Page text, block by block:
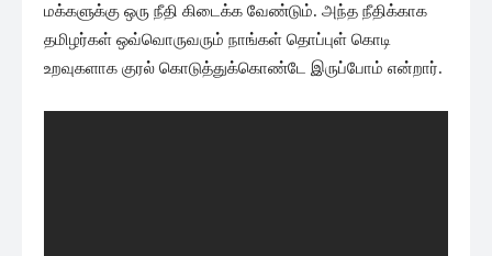
மக்களுக்கு ஒரு நீதி கிடைக்க வேண்டும். அந்த நீதிக்காக
தமிழர்கள் ஒவ்வொருவரும் நாங்கள் தொப்புள் கொடி
உறவுகளாக குரல் கொடுத்துக்கொண்டே இருப்போம் என்றார்.